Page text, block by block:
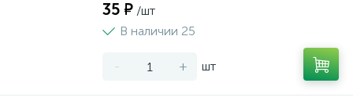
35 ₽ /шт
В наличии 25
- + шт